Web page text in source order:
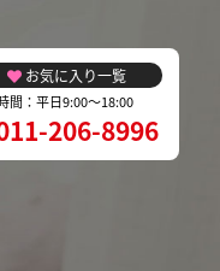
お気に入り一覧
間：平日9:00～18:00
206-8996